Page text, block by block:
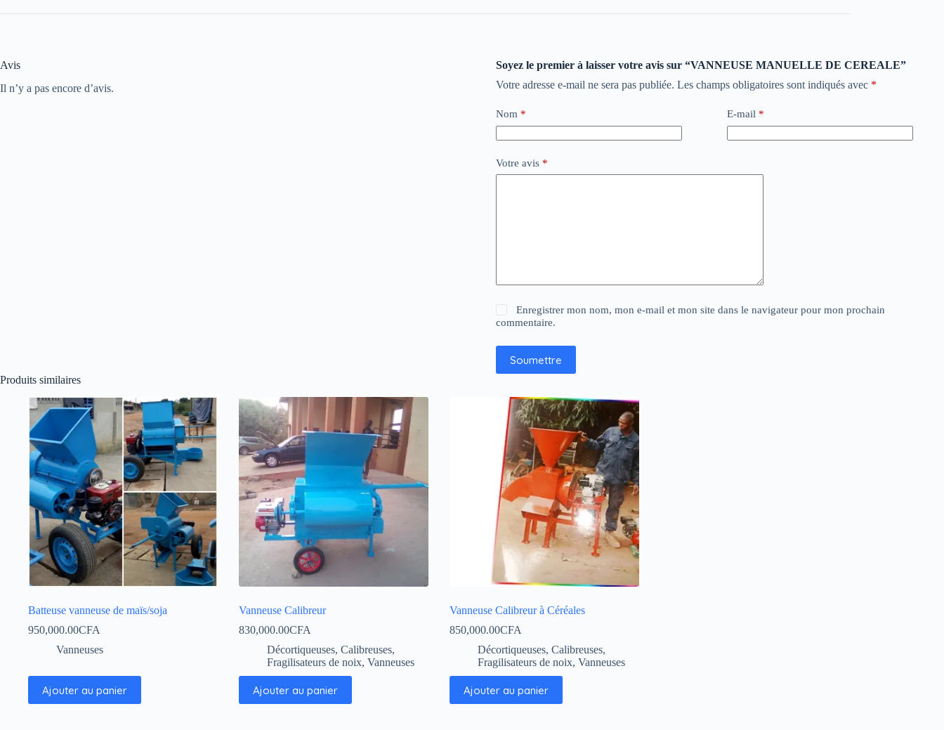
Avis
Il n’y a pas encore d’avis.
Soyez le premier à laisser votre avis sur “VANNEUSE MANUELLE DE CEREALE”
Votre adresse e-mail ne sera pas publiée. Les champs obligatoires sont indiqués avec *
Nom* E-mail*
Votre avis *
Enregistrer mon nom, mon e-mail et mon site dans le navigateur pour mon prochain
commentaire.
Soumettre
Produits similaires
Batteuse vanneuse de maïs/soja
950,000.00CFA
Vanneuses
Ajouter au panier
Vanneuse Calibreur
830,000.00CFA
Décortiqueuses, Calibreuses,
Fragilisateurs de noix, Vanneuses
Ajouter au panier
Vanneuse Calibreur à Céréales
850,000.00CFA
Décortiqueuses, Calibreuses,
Fragilisateurs de noix, Vanneuses
Ajouter au panier